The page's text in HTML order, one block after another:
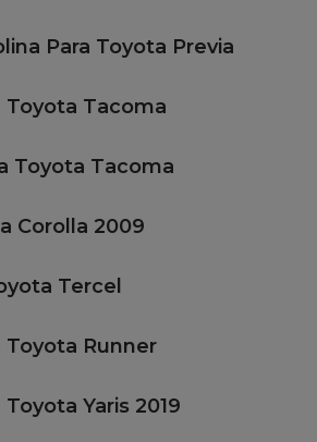
Para Toyota Previa
Toyota Tacoma
Toyota Tacoma
Corolla 2009
Tercel
Toyota Runner
Yaris 2019